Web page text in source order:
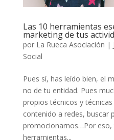
Las 10 herramientas
marketing de tus
por La Rueca Asociación |
Social
Pues sí, has leído bien, el
no de tu entidad. Pues
propios técnicos y
contenido a redes, buscar
promocionarnos…Por eso,
herramientas...